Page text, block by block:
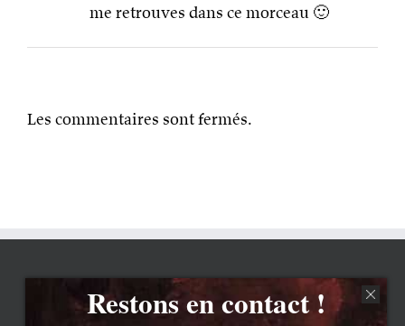
me retrouves dans ce morceau 🙂
Les commentaires sont fermés.
Restons en contact !